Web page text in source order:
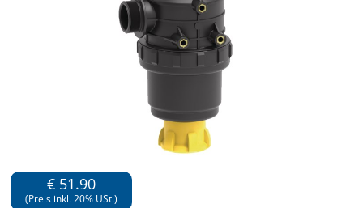
€ 51.90
(Preis inkl. 20% USt.)